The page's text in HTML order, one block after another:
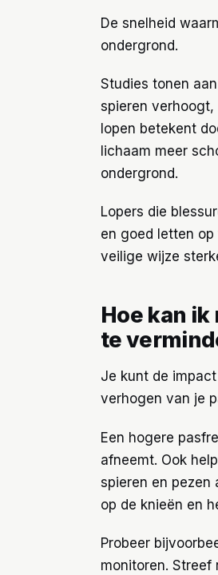
De snelheid
ondergrond.
Studies tonen
spieren
lopen betekent
lichaam meer
ondergrond.
Lopers die
en goed letten
veilige wijze
Hoe kan
te
Je kunt de
verhogen van je
Een hogere
afneemt. Ook
spieren en pezen
op de knieën en
Probeer
monitoren. Streef